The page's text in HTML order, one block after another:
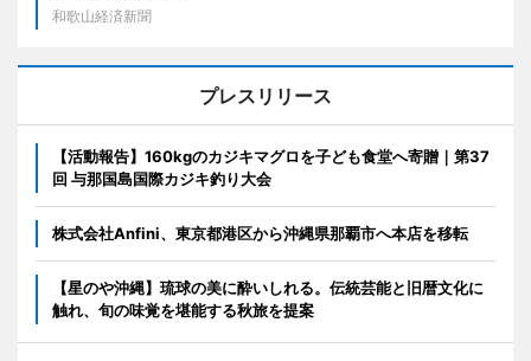
和歌山経済新聞
プレスリリース
【活動報告】160kgのカジキマグロを子ども食堂へ寄贈｜第37
回 与那国島国際カジキ釣り大会
株式会社Anfini、東京都港区から沖縄県那覇市へ本店を移転
【星のや沖縄】琉球の美に酔いしれる。伝統芸能と旧暦文化に
触れ、旬の味覚を堪能する秋旅を提案